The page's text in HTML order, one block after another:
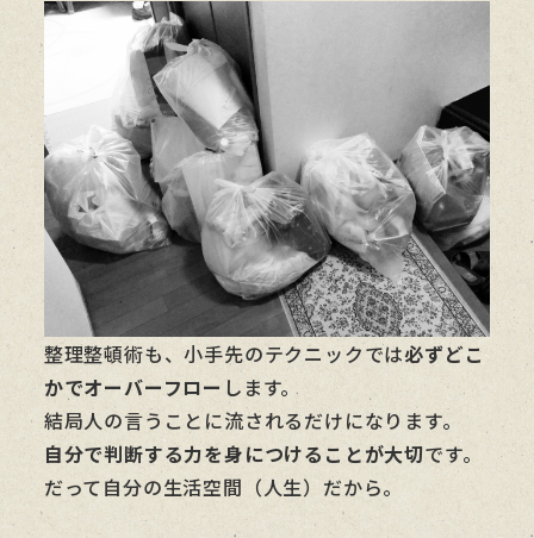
整理整頓術も、小手先のテクニックでは必ずどこ
かでオーバーフロー します。
結局人の言うことに流されるだけになります。
自分で判断する力を身につけることが大切です。
だって自分の生活空間（人生）だから。